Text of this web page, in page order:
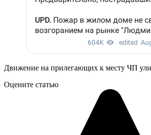
Движение на прилегающих к месту ЧП
Оцените статью